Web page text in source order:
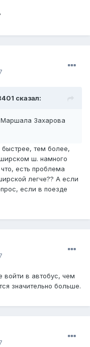
сказал:
Маршала Захарова
тем более,
ш. намного
есть проблема
легче?? А если
если в поезде
в автобус, чем
значительно больше.